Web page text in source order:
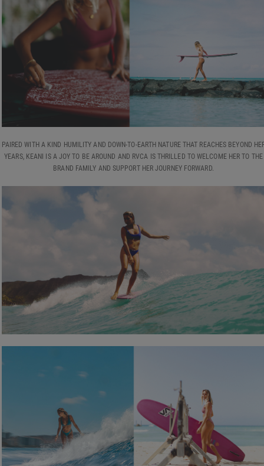
PAIRED WITH A KIND HUMILITY AND DOWN-TO-EARTH NATURE THAT REACHES BEYOND
YEARS, KEANI IS A JOY TO BE AROUND AND RVCA IS THRILLED TO WELCOME HER TO THE
BRAND FAMILY AND SUPPORT HER JOURNEY FORWARD.